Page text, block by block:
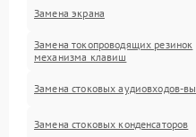
Замена экрана
Замена токопроводящих резинок
механизма клавиш
Замена стоковых аудиовходов-
Замена стоковых конденсаторов